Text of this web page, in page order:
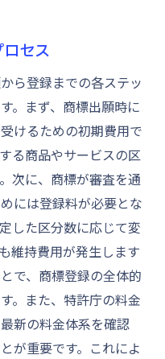
セス
ら登録までの各ステッ
。まず、商標出願時に
けるための初期費用で
る商品やサービスの区
次に、商標が審査を通
には登録料が必要とな
した区分数に応じて変
維持費用が発生します
で、商標登録の全体的
。また、特許庁の料金
新の料金体系を確認
が重要です。これによ